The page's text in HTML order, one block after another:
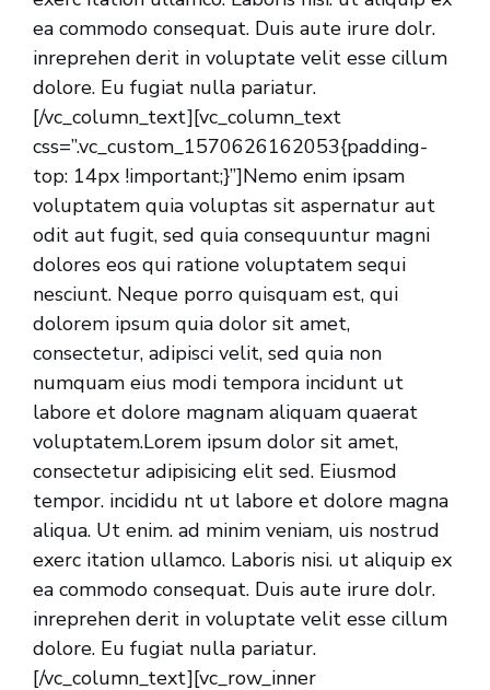
ea commodo consequat. Duis aute irure dolr.
inreprehen derit in voluptate velit esse cillum
dolore. Eu fugiat nulla pariatur.
[/vc_column_text][vc_column_text
css=”.vc_custom_1570626162053{padding-
top: 14px !important;}”]Nemo enim ipsam
voluptatem quia voluptas sit aspernatur aut
odit aut fugit, sed quia consequuntur magni
dolores eos qui ratione voluptatem sequi
nesciunt. Neque porro quisquam est, qui
dolorem ipsum quia dolor sit amet,
consectetur, adipisci velit, sed quia non
numquam eius modi tempora incidunt ut
labore et dolore magnam aliquam quaerat
voluptatem.Lorem ipsum dolor sit amet,
consectetur adipisicing elit sed. Eiusmod
tempor. incididu nt ut labore et dolore magna
aliqua. Ut enim. ad minim veniam, uis nostrud
exerc itation ullamco. Laboris nisi. ut aliquip ex
ea commodo consequat. Duis aute irure dolr.
inreprehen derit in voluptate velit esse cillum
dolore. Eu fugiat nulla pariatur.
[/vc_column_text][vc_row_inner